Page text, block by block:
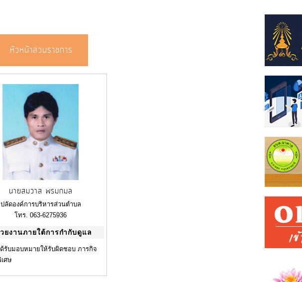
หัวหน้าส่วนราชการ
นายสมวาส พรมกมล
ปลัดองค์การบริหารส่วนตำบล
โทร. 063-6275936
ยงานภายใต้การกำกับดูแล
รับมอบหมายให้รับผิดชอบ ภารกิจ
ศษ